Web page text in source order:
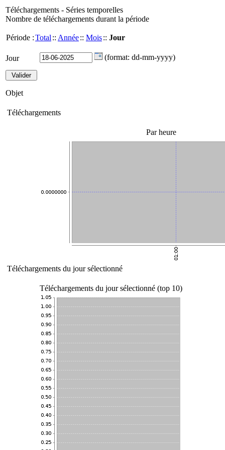
Téléchargements - Séries temporelles
Nombre de téléchargements durant la période
Période :Total :: Année:: Mois:: Jour
Jour (format: dd-mm-yyyy)
Objet
Téléchargements
Par heure
Téléchargements du jour sélectionné
Téléchargements du jour sélectionné (top 10)